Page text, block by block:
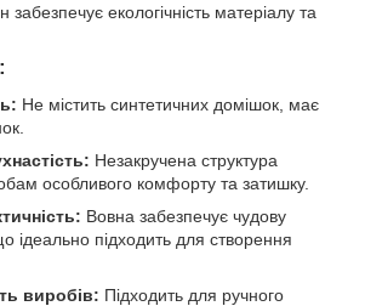
екологічність матеріалу та
Не містить синтетичних домішок, має
Незакручена структура
особливого комфорту та затишку.
Вовна забезпечує чудову
ідеально підходить для створення
виробів: Підходить для ручного